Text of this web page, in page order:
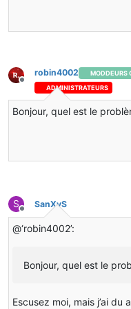
Hors-ligne
robin4002 MODDEURS
ADMINISTRATEURS
Bonjour, quel est le
S
Hors-ligne
SanXyS
@‘robin4002’:
Bonjour, quel est le
Escusez moi, mais j’ai du